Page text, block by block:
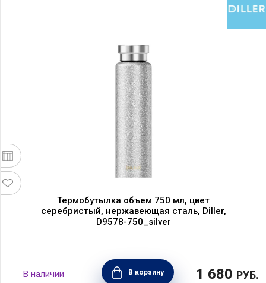
Термобутылка объем 750 мл, цвет
серебристый, нержавеющая сталь, Diller,
D9578-750_silver
В корзину 1 680 РУБ.